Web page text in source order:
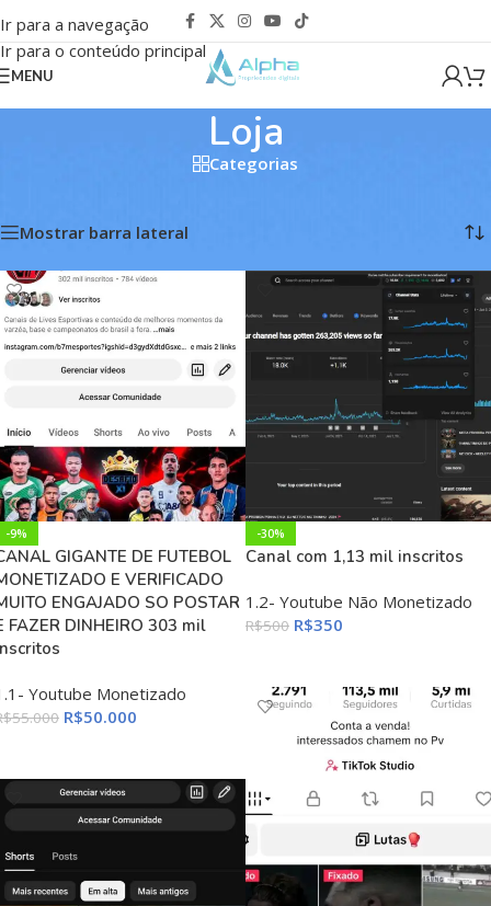
Ir para a navegação
Ir para o conteúdo principal
MENU
Loja
Categorias
Mostrar barra lateral
-9%
GIGANTE DE FUTEBOL
E VERIFICADO
ENGAJADO SO POSTAR
FAZER DINHEIRO 303 mil
Youtube Monetizado
55.000 R$50.000
-30%
Canal com 1,13 mil inscritos
1.2- Youtube Não Monetizado
R$500 R$350